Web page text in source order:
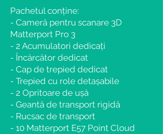
Pachetul conține:
- Cameră pentru scanare 3D
Matterport Pro 3
- 2 Acumulatori dedicați
- Încărcător dedicat
- Cap de trepied dedicat
- Trepied cu role detașabile
- 2 Opritoare de ușă
- Geantă de transport rigidă
- Rucsac de transport
- 10 Matterport E57 Point Cloud